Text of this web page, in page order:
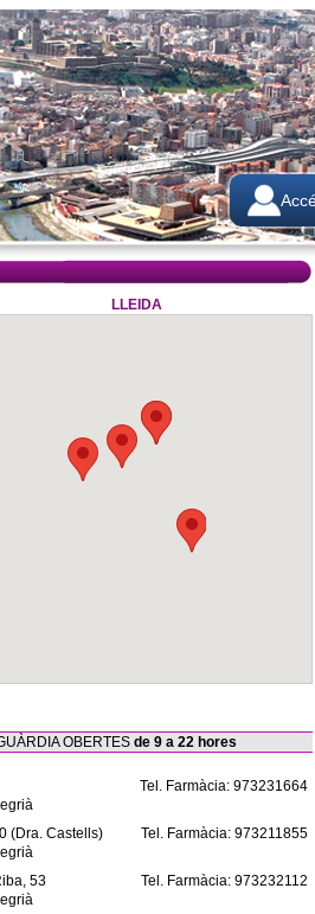
LLEIDA
OBERTES de 9 a 22 hores
Tel. Farmàcia: 973231664
(Dra. Castells)
Tel. Farmàcia: 973211855
53
Tel. Farmàcia: 973232112